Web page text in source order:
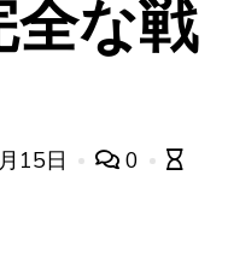
全な戦
15日 0